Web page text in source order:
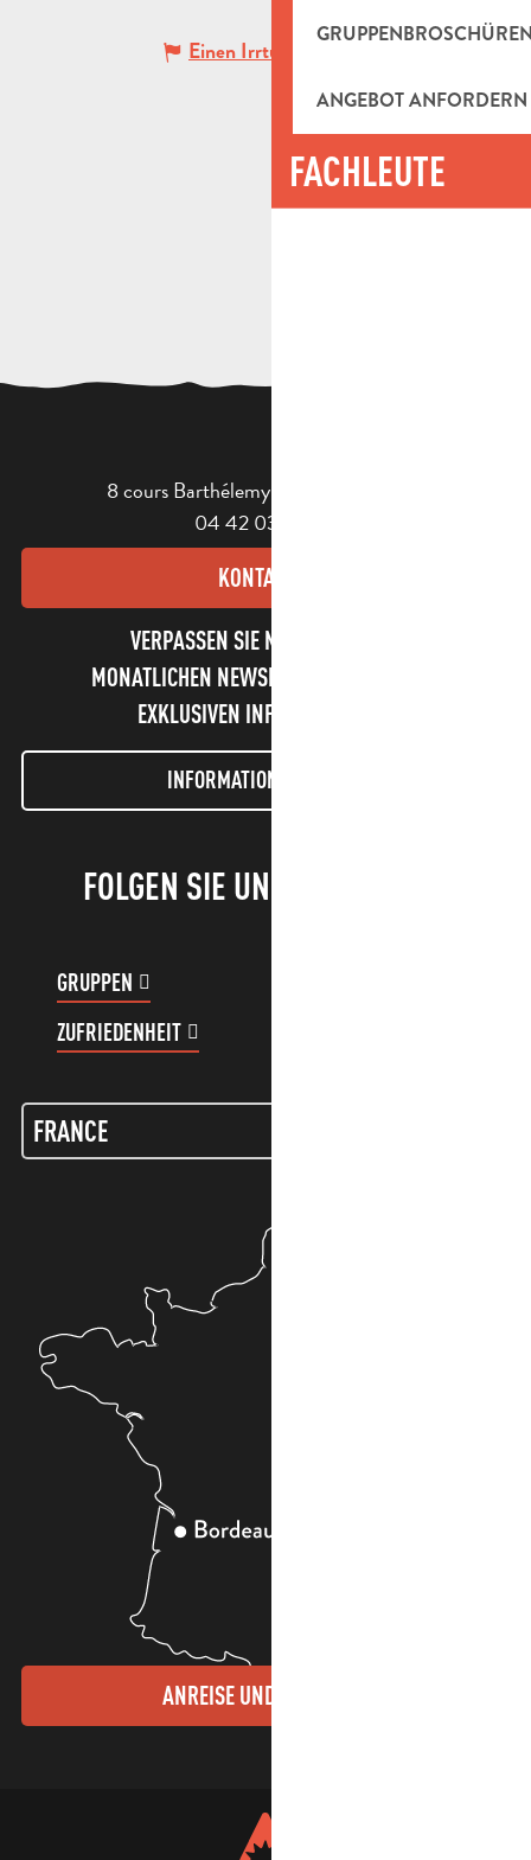
ANGEBOT ANFORDERN
FACHLEUTE
Einen Irrtum angeben
8 cours Barthélemy - 13400 Aubagne
04 42 03 49 98
KONTAKT
VERPASSEN SIE NICHT UNSEREN
MONATLICHEN NEWSLETTER UND UNSERE
EXKLUSIVEN INFORMATIONEN!
INFORMATIONEN LETTER
FOLGEN SIE UNS!
GRUPPEN
ZUFRIEDENHEIT
ANREISE UND KONTAKTE